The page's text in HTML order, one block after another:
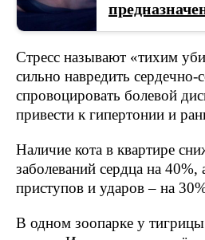
Стресс называют «тихим
сильно навредить сердечно-
спровоцировать болевой
привести к гипертонии и
Наличие кота в квартире
заболеваний сердца на 40%,
приступов и ударов – на
В одном зоопарке у